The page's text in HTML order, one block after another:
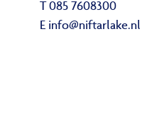
T 085 7608300
E info@niftarlake.nl